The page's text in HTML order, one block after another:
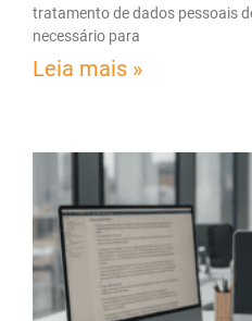
tratamento de dados pessoais
necessário para
Leia mais »